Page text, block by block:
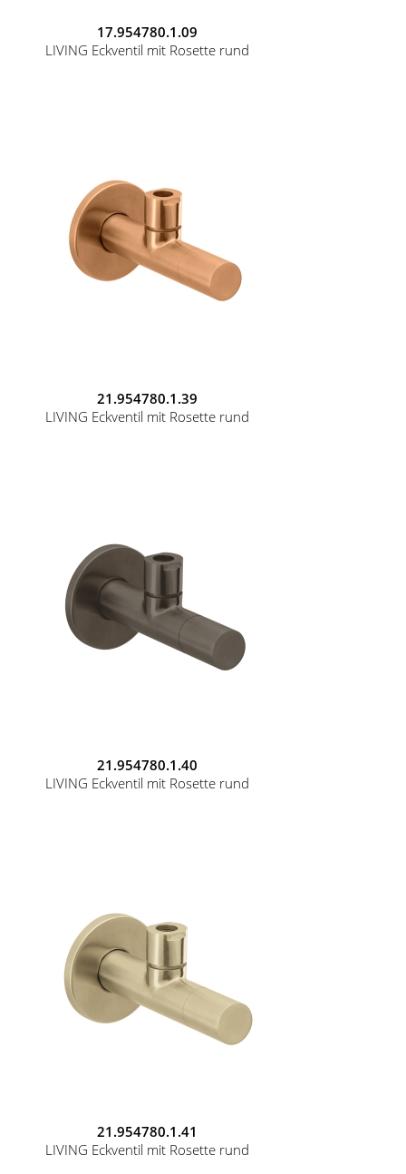
17.954780.1.09
LIVING Eckventil mit Rosette rund
21.954780.1.39
LIVING Eckventil mit Rosette rund
21.954780.1.40
LIVING Eckventil mit Rosette rund
21.954780.1.41
LIVING Eckventil mit Rosette rund